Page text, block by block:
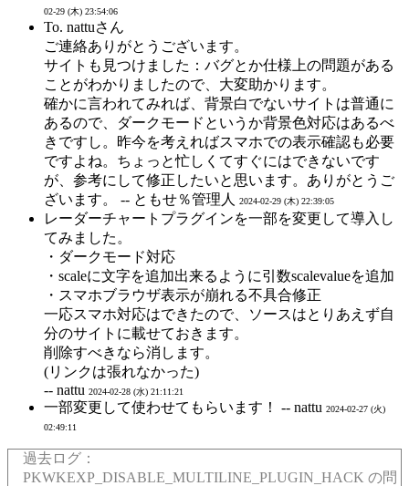
02-29 (木) 23:54:06
To. nattuさん
ご連絡ありがとうございます。
サイトも見つけました：バグとか仕様上の問題がある
ことがわかりましたので、大変助かります。
確かに言われてみれば、背景白でないサイトは普通に
あるので、ダークモードというか背景色対応はあるべ
きですし。昨今を考えればスマホでの表示確認も必要
ですよね。ちょっと忙しくてすぐにはできないです
が、参考にして修正したいと思います。ありがとうご
ざいます。 -- ともせ％管理人
2024-02-29 (木) 22:39:05
レーダーチャートプラグインを一部を変更して導入し
てみました。
・ダークモード対応
・scaleに文字を追加出来るように引数scalevalueを追加
・スマホブラウザ表示が崩れる不具合修正
一応スマホ対応はできたので、ソースはとりあえず自
分のサイトに載せておきます。
削除すべきなら消します。
(リンクは張れなかった)
-- nattu 2024-02-28 (水) 21:11:21
一部変更して使わせてもらいます！ -- nattu 2024-02-27 (火)
02:49:11
過去ログ：
PKWKEXP_DISABLE_MULTILINE_PLUGIN_HACK の問